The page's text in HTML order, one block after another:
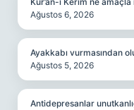
Ağustos 6, 2026
Ayakkabı vurmasından
Ağustos 5, 2026
Antidepresanlar